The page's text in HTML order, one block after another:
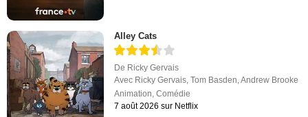
Alley Cats
De Ricky Gervais
Avec Ricky Gervais,Tom Basden,Andrew Brooke
Animation,Comédie
7 août 2026 sur Netflix